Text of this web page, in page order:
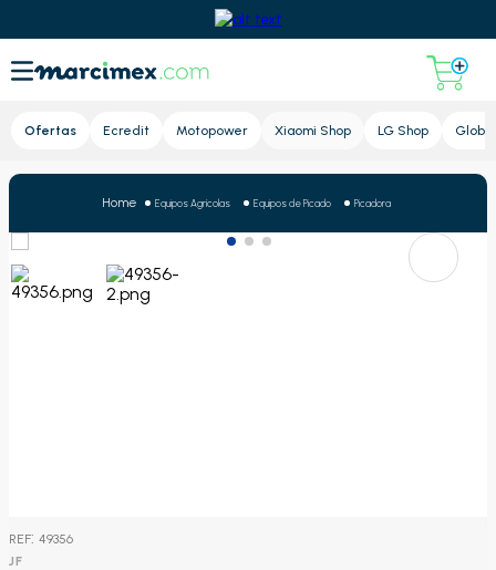
Ofertas Ecredit Motopower Xiaomi Shop LG Shop Global
Equipos Agrícolas Equipos de Picado Picadora
: 49356
JF